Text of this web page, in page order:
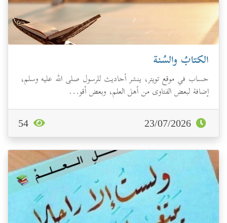
الكتابُ والسُنة
حساب في موقع تويتر، ينشر أحاديث للرسول صلى الله عليه وسلم،
إضافة لبعض الفتاوى من أهل العلم، وبعض أقو...